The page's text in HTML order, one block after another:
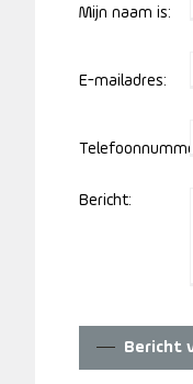
Mijn naam is:
E-mailadres:
Bericht:
Bericht